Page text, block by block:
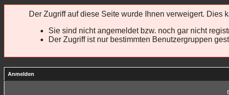
Der Zugriff auf diese Seite wurde Ihnen verweigert. Dies
Sie sind nicht angemeldet bzw. noch gar nicht
Der Zugriff ist nur bestimmten Benutzergruppen
Anmelden